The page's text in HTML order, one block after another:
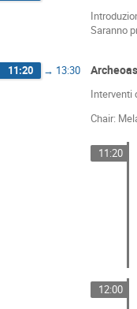
Saranno
11:20 → 13:30
Interventi
Chair:
11:20
12:00